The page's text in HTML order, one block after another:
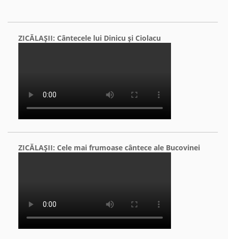
ZICĂLAŞII: Cântecele lui Dinicu şi Ciolacu
ZICĂLAŞII: Cele mai frumoase cântece ale Bucovinei